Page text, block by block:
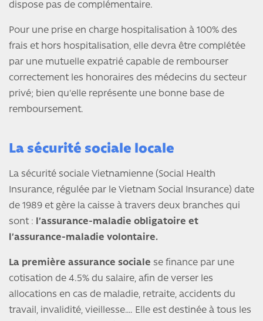
dispose pas de complémentaire.
Pour une prise en charge hospitalisation à 100% des
frais et hors hospitalisation, elle devra être complétée
par une mutuelle expatrié capable de rembourser
correctement les honoraires des médecins du secteur
privé; bien qu'elle représente une bonne base de
remboursement.
La sécurité sociale locale
La sécurité sociale Vietnamienne (Social Health
Insurance, régulée par le Vietnam Social Insurance) date
de 1989 et gère la caisse à travers deux branches qui
sont :
l’assurance-maladie obligatoire et
l’assurance-maladie volontaire.
La première assurance sociale se finance par une
cotisation de 4.5% du salaire, afin de verser les
allocations en cas de maladie, retraite, accidents du
travail, invalidité, vieillesse…. Elle est destinée à tous les